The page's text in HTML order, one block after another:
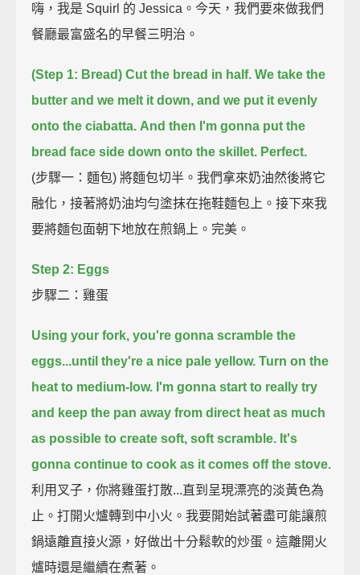
嗨，我是 Squirl 的 Jessica。今天，我們要來做我們
餐廳最富盛名的早餐三明治。
(Step 1: Bread) Cut the bread in half. We take the
butter and we melt it down, and we put it evenly
onto the ciabatta. And then I'm gonna put the
bread face side down onto the skillet. Perfect.
(步驟一：麵包) 將麵包切半。我們拿來奶油然後將它
融化，接著將奶油均勻塗抹在拖鞋麵包上。接下來我
要將麵包面朝下地放在煎鍋上。完美。
Step 2: Eggs
步驟二：雞蛋
Using your fork, you're gonna scramble the
eggs...until they're a nice pale yellow. Turn on the
heat to medium-low. I'm gonna start to really try
and keep the pan away from direct heat as much
as possible to create soft, soft scramble. It's
gonna continue to cook as it comes off the stove.
利用叉子，你將雞蛋打散...直到呈現漂亮的淡黃色為
止。打開火爐轉到中小火。我要開始試著盡可能讓煎
鍋遠離直接火源，好做出十分鬆軟的炒蛋。這離開火
爐時還是繼續在煮著。